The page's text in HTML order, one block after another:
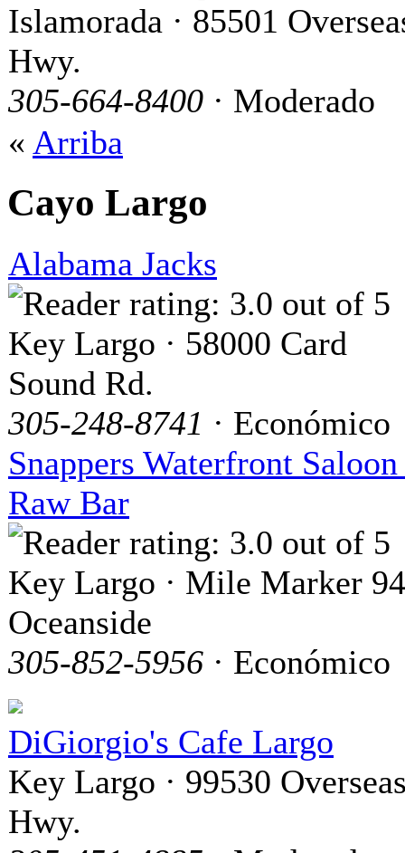
Islamorada · 85501
Hwy.
305-664-8400 · Moderado
« Arriba
Cayo Largo
Alabama Jacks
Key Largo · 58000 Card
Sound Rd.
305-248-8741 · Económico
Snappers Waterfront
Raw Bar
Key Largo · Mile Marker
Oceanside
305-852-5956 · Económico
DiGiorgio's Cafe Largo
Key Largo · 99530
Hwy.